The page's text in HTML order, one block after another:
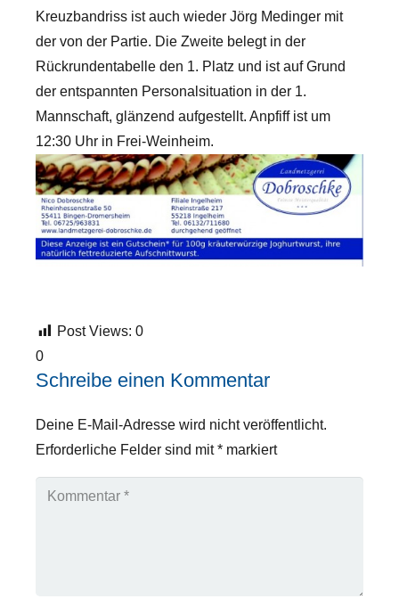
Kreuzbandriss ist auch wieder Jörg Medinger mit
der von der Partie. Die Zweite belegt in der
Rückrundentabelle den 1. Platz und ist auf Grund
der entspannten Personalsituation in der 1.
Mannschaft, glänzend aufgestellt. Anpfiff ist um
12:30 Uhr in Frei-Weinheim.
Post Views: 0
0
Schreibe einen Kommentar
Deine E-Mail-Adresse wird nicht veröffentlicht.
Erforderliche Felder sind mit* markiert